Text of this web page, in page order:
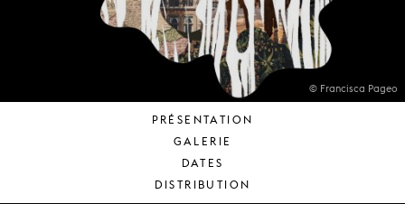
JEUNE
PUBLIC
LA
MONNAIE
SOUTENIR
© Francisca Pageo
PRÉSENTATION
GALERIE
DATES
DISTRIBUTION